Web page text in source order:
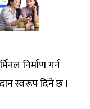
निर्माण गर्न
स्वरूप दिने छ ।